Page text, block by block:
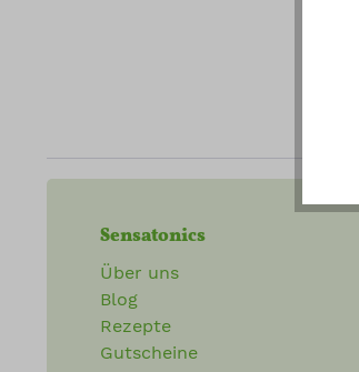
Sensatonics
Über uns
Blog
Rezepte
Gutscheine